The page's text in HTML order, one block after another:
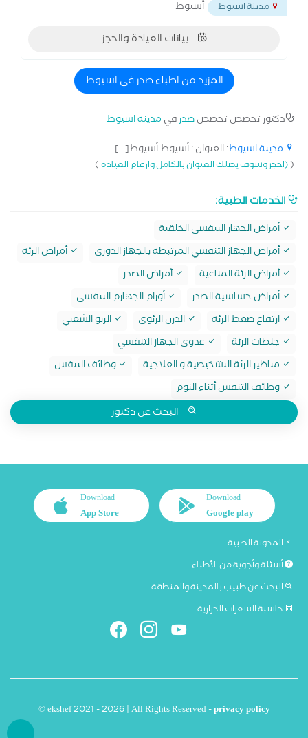
مدينة اسيوط أسيوط
بيانات العيادة والحجز
المزيد من اطباء صدر في اسيوط
دكتور تخصص تخصصصدرفي مدينة اسيوط
مدينة اسيوط: العنوان : أسيوط أسيوط[...]
((احجز وسوف يصلك العنوان بالكامل وارقام العيادة)
الخدمات الطبية:
أمراض الجهاز التنفسي الخلقية
أمراض الجهاز التنفسي المرتبطة بالجهاز الدوري
أمراض الرئة
أمراض الرئة المناعية
أمراض الصدر
أمراض حساسية الصدر
أورام الجهازم التنفسي
ارتفاع ضغط الرئة
الدرن الرئوي
الربو الشعبي
جلطات الرئة
عدوى الجهاز التنفسي
مناظير الرئة التشخيصية و العلاجية
وظائف التنفس
وظائف التنفس أثناء النوم
البحث عن دكتور
Download
Google play
Download
App Store
المدونة الطبية
أسئلة وأجوبة من الأطباء
البحث عن طبيب بالمدينة والمنطقة
حاسبة السعرات الحرارية
© ekshef 2021 - 2026 | All Rights Reserved -privacy policy